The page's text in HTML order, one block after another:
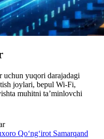
yuqori darajadagi
joylari, bepul Wi-Fi,
muhitni ta’minlovchi
Qo‘ng‘irot Samarqand